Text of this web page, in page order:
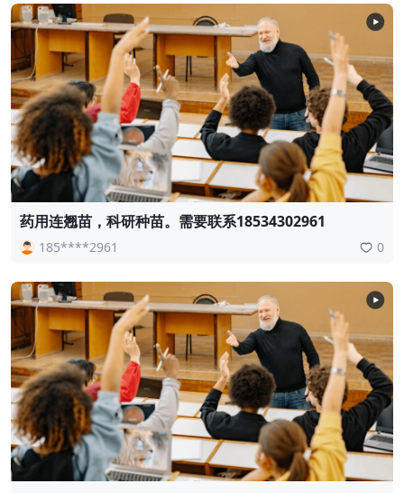
药用连翘苗，科研种苗。需要联系18534302961
185****2961 0